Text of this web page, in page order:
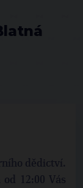
dědictví.
12:00 Vás